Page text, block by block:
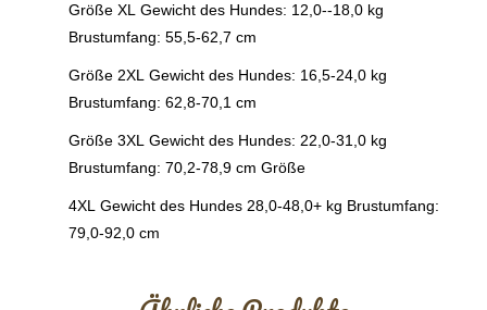
Größe XL Gewicht des Hundes: 12,0--18,0 kg
Brustumfang: 55,5-62,7 cm
Größe 2XL Gewicht des Hundes: 16,5-24,0 kg
Brustumfang: 62,8-70,1 cm
Größe 3XL Gewicht des Hundes: 22,0-31,0 kg
Brustumfang: 70,2-78,9 cm Größe
4XL Gewicht des Hundes 28,0-48,0+ kg Brustumfang:
79,0-92,0 cm